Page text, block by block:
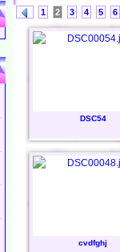
1 2 3 4 5 6
DSC54
cvdfghj